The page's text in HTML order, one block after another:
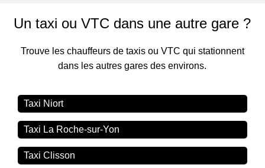
Un taxi ou VTC dans une autre gare ?
Trouve les chauffeurs de taxis ou VTC qui stationnent
dans les autres gares des environs.
Taxi Niort
Taxi La Roche-sur-Yon
Taxi Clisson